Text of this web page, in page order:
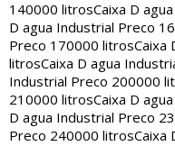
140000 litrosCaixa D
D agua Industrial Preco
Preco 170000 litrosCaixa
litrosCaixa D agua
Industrial Preco 200000
210000 litrosCaixa D
D agua Industrial Preco
Preco 240000 litrosCaixa